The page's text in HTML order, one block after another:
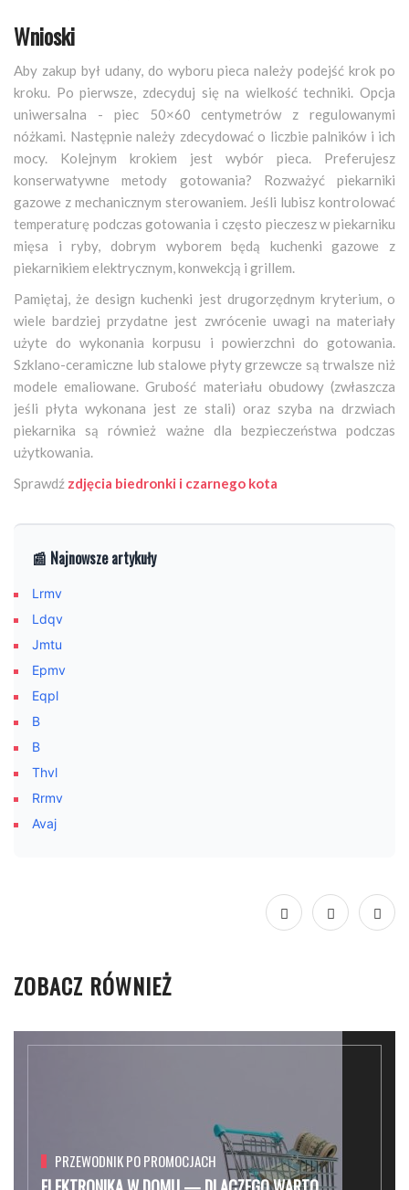
Wnioski
Aby zakup był udany, do wyboru pieca należy podejść krok po
kroku. Po pierwsze, zdecyduj się na wielkość techniki. Opcja
uniwersalna - piec 50×60 centymetrów z regulowanymi
nóżkami. Następnie należy zdecydować o liczbie palników i ich
mocy. Kolejnym krokiem jest wybór pieca. Preferujesz
konserwatywne metody gotowania? Rozważyć piekarniki
gazowe z mechanicznym sterowaniem. Jeśli lubisz kontrolować
temperaturę podczas gotowania i często pieczesz w piekarniku
mięsa i ryby, dobrym wyborem będą kuchenki gazowe z
piekarnikiem elektrycznym, konwekcją i grillem.
Pamiętaj, że design kuchenki jest drugorzędnym kryterium, o
wiele bardziej przydatne jest zwrócenie uwagi na materiały
użyte do wykonania korpusu i powierzchni do gotowania.
Szklano-ceramiczne lub stalowe płyty grzewcze są trwalsze niż
modele emaliowane. Grubość materiału obudowy (zwłaszcza
jeśli płyta wykonana jest ze stali) oraz szyba na drzwiach
piekarnika są również ważne dla bezpieczeństwa podczas
użytkowania.
Sprawdź zdjęcia biedronki i czarnego kota
📰 Najnowsze artykuły
Lrmv
Ldqv
Jmtu
Epmv
Eqpl
B
B
Thvl
Rrmv
Avaj
ZOBACZ RÓWNIEŻ
PRZEWODNIK PO PROMOCJACH